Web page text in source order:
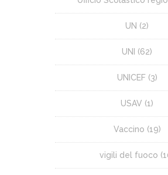
UN (2)
UNI (62)
UNICEF(3)
USAV (1)
Vaccino (19)
vigili del fuoco